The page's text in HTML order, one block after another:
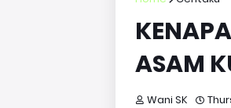
ASAM
Wani SK